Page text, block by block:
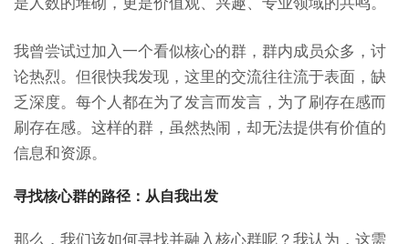
我曾尝试过加入一个看似核心的群，群内成员众多，讨
论热烈。但很快我发现，这里的交流往往流于表面，缺
乏深度。每个人都在为了发言而发言，为了刷存在感而
刷存在感。这样的群，虽然热闹，却无法提供有价值的
信息和资源。
寻找核心群的路径：从自我出发
那么，我们该如何寻找并融入核心群呢？我认为，这需